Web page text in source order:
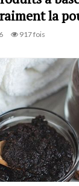
la
917 fois